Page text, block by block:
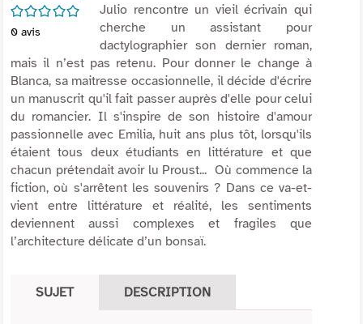
/5
0 avis
Julio rencontre un vieil écrivain qui
cherche un assistant pour
dactylographier son dernier roman,
mais il n’est pas retenu. Pour donner le change à
Blanca, sa maitresse occasionnelle, il décide d'écrire
un manuscrit qu'il fait passer auprès d'elle pour celui
du romancier. Il s'inspire de son histoire d'amour
passionnelle avec Emilia, huit ans plus tôt, lorsqu'ils
étaient tous deux étudiants en littérature et que
chacun prétendait avoir lu Proust... Où commence la
fiction, où s'arrêtent les souvenirs ? Dans ce va-et-
vient entre littérature et réalité, les sentiments
deviennent aussi complexes et fragiles que
l’architecture délicate d’un bonsaï.
SUJET DESCRIPTION